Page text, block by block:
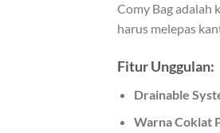
Comy Bag adalah
harus melepas
Fitur Unggulan:
Drainable
Warna Coklat